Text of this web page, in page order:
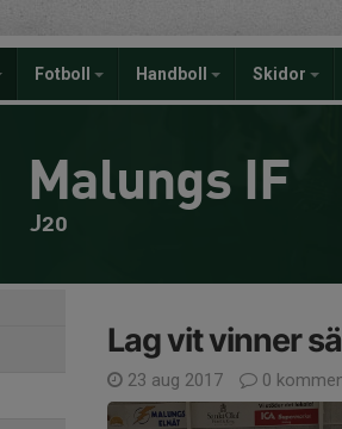
Fotboll Handboll Skidor
Malungs IF
J20
Lag vit vinner
23 aug 2017
0